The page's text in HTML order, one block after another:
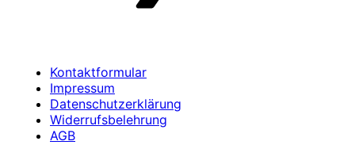
Kontaktformular
Impressum
Datenschutzerklärung
Widerrufsbelehrung
AGB